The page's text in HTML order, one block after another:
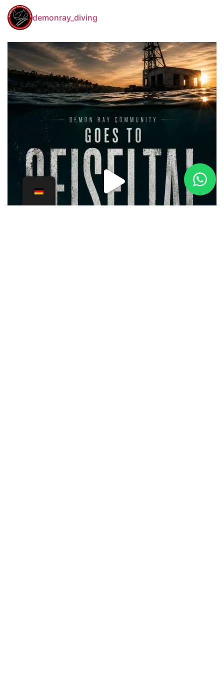
demonray_diving